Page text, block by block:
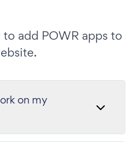
add POWR apps to
on my